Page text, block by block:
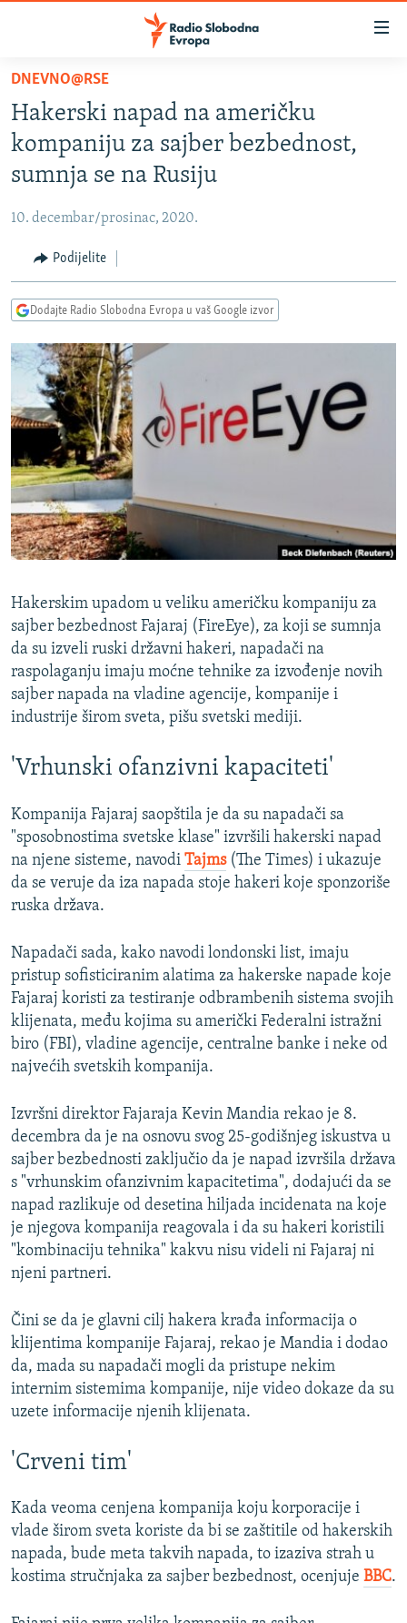
Pređite
glavni
sadržaj
na
glavnu
Pređite
na
pretragu
VIJESTI
BOSNA I HERCEGOVINA
SRBIJA
KOSOVO
CRNA GORA
VIZUELNO
INFOGRAFIKE
RAT U UKRAJINI
KINA NA BALKANU
RSE PRIČE IZ SVIJETA
ISPRIČAJ MI
DNEVNO@RSE
SPECIJALI RSE
VIŠE OD NASLOVA
GENOCID U SREBRENICI
TV LIBERTY
POST SCRIPTUM
MOJA EVROPA
TRI DECENIJE OD RATA U BIH
SVE KARTE DEJTONA
PRATITE NAS
Sve RFE/RL stranice
DNEVNO@RSE
Hakerski napad na američku
kompaniju za sajber bezbednost,
sumnja se na Rusiju
10. decembar/prosinac, 2020.
Podijelite
Dodajte Radio Slobodna Evropa u vaš Google izvor
Hakerskim upadom u veliku američku kompaniju za
sajber bezbednost Fajaraj (FireEye), za koji se sumnja
da su izveli ruski državni hakeri, napadači na
raspolaganju imaju moćne tehnike za izvođenje novih
sajber napada na vladine agencije, kompanije i
industrije širom sveta, pišu svetski mediji.
'Vrhunski ofanzivni kapaciteti'
Kompanija Fajaraj saopštila je da su napadači sa
"sposobnostima svetske klase" izvršili hakerski napad
na njene sisteme, navodi Tajms(The Times) i ukazuje
da se veruje da iza napada stoje hakeri koje sponzoriše
ruska država.
Napadači sada, kako navodi londonski list, imaju
pristup sofisticiranim alatima za hakerske napade koje
Fajaraj koristi za testiranje odbrambenih sistema svojih
klijenata, među kojima su američki Federalni istražni
biro (FBI), vladine agencije, centralne banke i neke od
najvećih svetskih kompanija.
Izvršni direktor Fajaraja Kevin Mandia rekao je 8.
decembra da je na osnovu svog 25-godišnjeg iskustva u
sajber bezbednosti zaključio da je napad izvršila država
s "vrhunskim ofanzivnim kapacitetima", dodajući da se
napad razlikuje od desetina hiljada incidenata na koje
je njegova kompanija reagovala i da su hakeri koristili
"kombinaciju tehnika" kakvu nisu videli ni Fajaraj ni
njeni partneri.
Čini se da je glavni cilj hakera krađa informacija o
klijentima kompanije Fajaraj, rekao je Mandia i dodao
da, mada su napadači mogli da pristupe nekim
internim sistemima kompanije, nije video dokaze da su
uzete informacije njenih klijenata.
'Crveni tim'
Kada veoma cenjena kompanija koju korporacije i
vlade širom sveta koriste da bi se zaštitile od hakerskih
napada, bude meta takvih napada, to izaziva strah u
kostima stručnjaka za sajber bezbednost, ocenjuje BBC.